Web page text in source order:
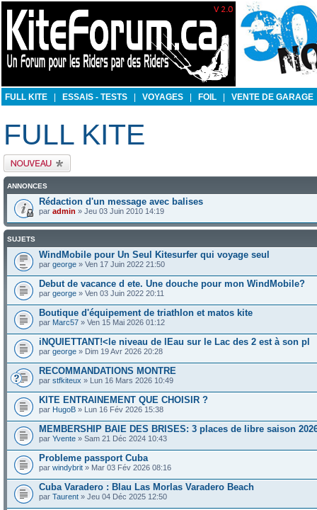
FULL KITE ESSAIS - TESTS VOYAGES FOIL VENTE DE GARAGE
FULL KITE
Publier un nouveau
sujet
ANNONCES
Rédaction d'un message avec balises
par admin » Jeu 03 Juin 2010 14:19
SUJETS
WindMobile pour Un Seul Kitesurfer qui voyage seul
par george » Ven 17 Juin 2022 21:50
Debut de vacance d ete. Une douche pour mon WindMobile?
par george » Ven 03 Juin 2022 20:11
Boutique d'équipement de triathlon et matos kite
par Marc57 » Ven 15 Mai 2026 01:12
iNQUIETTANT!<le niveau de lEau sur le Lac des 2 est à son pl
par george » Dim 19 Avr 2026 20:28
RECOMMANDATIONS MONTRE
par stfkiteux » Lun 16 Mars 2026 10:49
KITE ENTRAINEMENT QUE CHOISIR ?
par HugoB » Lun 16 Fév 2026 15:38
MEMBERSHIP BAIE DES BRISES: 3 places de libre saison
par Yvente » Sam 21 Déc 2024 10:43
Probleme passport Cuba
par windybrit » Mar 03 Fév 2026 08:16
Cuba Varadero : Blau Las Morlas Varadero Beach
par Taurent » Jeu 04 Déc 2025 12:50